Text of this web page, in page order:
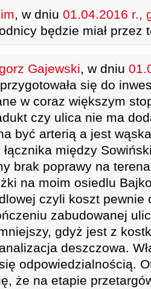
, w dniu 01.04.2016 r.,
będzie miał
Gajewski, w dniu
się do
w coraz większym
czy ulica nie ma
być arterią a jest
między
brak poprawy na
na moim osiedlu
czyli koszt pewnie
zabudowanej
gdyż jest z
deszczowa.
odpowiedzialnością.
że na etapie